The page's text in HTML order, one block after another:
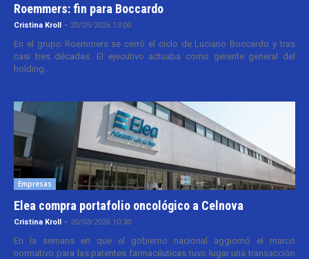
Roemmers: fin para Boccardo
Cristina Kroll - 20/05/2026 13:00
En el grupo Roemmers se cerró el ciclo de Luciano Boccardo y tras
casi tres décadas. El ejecutivo actuaba como gerente general del
holding...
Empresas
Elea compra portafolio oncológico a Celnova
Cristina Kroll - 20/03/2026 10:30
En la semana en que el gobierno nacional aggiornó el marco
normativo para las patentes farmacéuticas tuvo lugar una transacción